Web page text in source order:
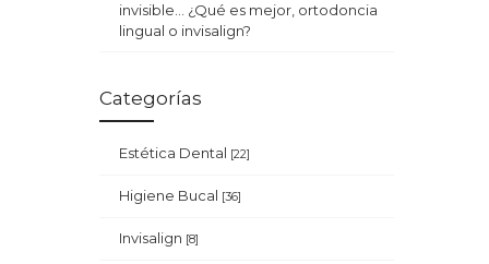
invisible… ¿Qué es mejor, ortodoncia
lingual o invisalign?
Categorías
Estética Dental [22]
Higiene Bucal [36]
Invisalign [8]